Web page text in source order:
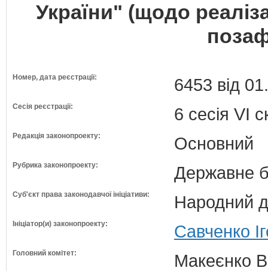
України" (щодо
Номер, дата реєстрації: 6453 від
Сесія реєстрації: 6 сесія VI
Редакція законопроекту: Основний
Рубрика законопроекту: Державне
Суб'єкт права законодавчої ініціативи: Народний
Ініціатор(и) законопроекту: Савченко
Головний комітет:
Макеєнко